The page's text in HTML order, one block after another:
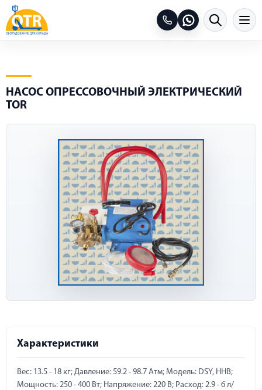
НАСОС ОПРЕССОВОЧНЫЙ ЭЛЕКТРИЧЕСКИЙ
TOR
Характеристики
Вес: 13.5 - 18 кг; Давление: 59.2 - 98.7 Атм; Модель: DSY, HHB;
Мощность: 250 - 400 Вт; Напряжение: 220 В; Расход: 2.9 - 6 л/